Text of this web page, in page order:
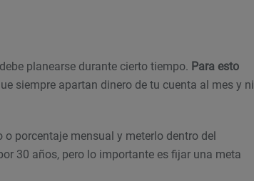
planearse durante cierto tiempo. Para esto
siempre apartan dinero de tu cuenta al mes y ni
porcentaje mensual y meterlo dentro del
30 años, pero lo importante es fijar una meta